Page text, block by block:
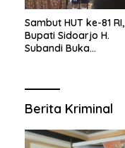
Sambut HUT ke-81 RI,
Bupati Sidoarjo H.
Subandi Buka
Kecamatan Sukodono
Berita Kriminal